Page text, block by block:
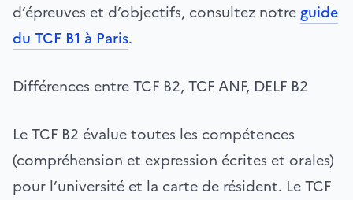
d’épreuves et d’objectifs, consultez notre guide
du TCF B1 à Paris.
Différences entre TCF B2, TCF ANF, DELF B2
Le TCF B2 évalue toutes les compétences
(compréhension et expression écrites et orales)
pour l’université et la carte de résident. Le TCF